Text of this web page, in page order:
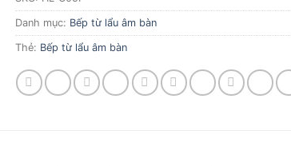
Danh mục: Bếp từ lẩu âm bàn
Thẻ: Bếp từ lẩu âm bàn